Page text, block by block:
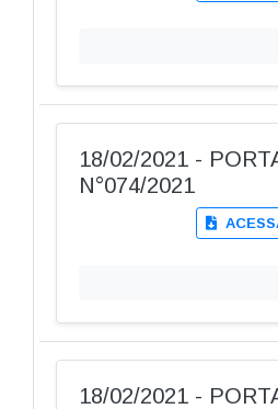
18/02/2021 -
N°074/2021
18/02/2021 -